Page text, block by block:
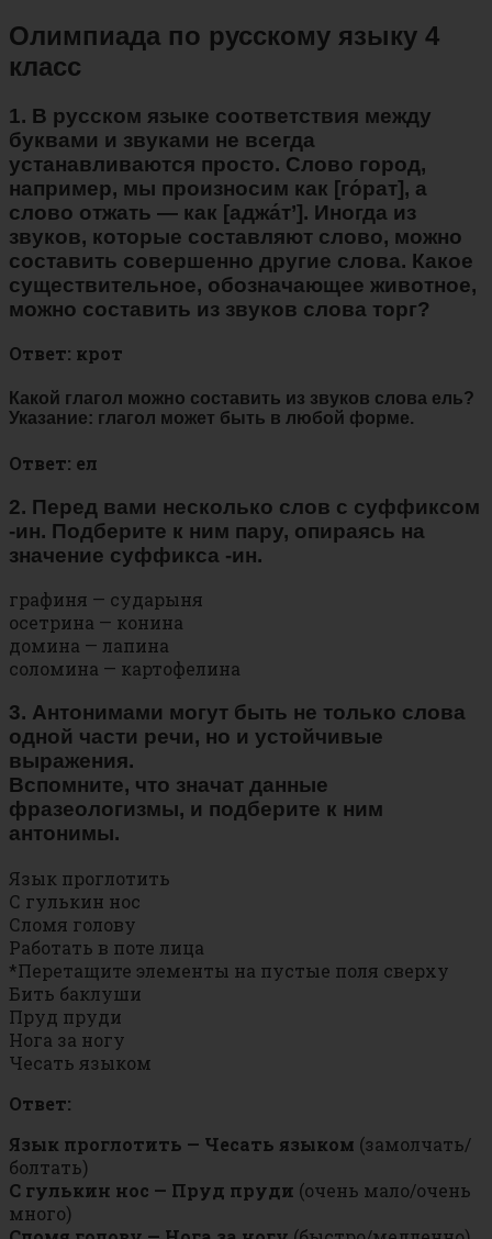
Олимпиада по русскому языку 4
класс
1. В русском языке соответствия между
буквами и звуками не всегда
устанавливаются просто. Слово город,
например, мы произносим как [го́рат], а
слово отжать — как [аджа́т’]. Иногда из
звуков, которые составляют слово, можно
составить совершенно другие слова. Какое
существительное, обозначающее животное,
можно составить из звуков слова торг?
Ответ: крот
Какой глагол можно составить из звуков слова ель?
Указание: глагол может быть в любой форме.
Ответ: ел
2. Перед вами несколько слов с суффиксом
-ин. Подберите к ним пару, опираясь на
значение суффикса -ин.
графиня — сударыня
осетрина — конина
домина — лапина
соломина — картофелина
3. Антонимами могут быть не только слова
одной части речи, но и устойчивые
выражения.
Вспомните, что значат данные
фразеологизмы, и подберите к ним
антонимы.
Язык проглотить
С гулькин нос
Сломя голову
Работать в поте лица
*Перетащите элементы на пустые поля сверху
Бить баклуши
Пруд пруди
Нога за ногу
Чесать языком
Ответ:
Язык проглотить — Чесать языком (замолчать/
болтать)
С гулькин нос — Пруд пруди (очень мало/очень
много)